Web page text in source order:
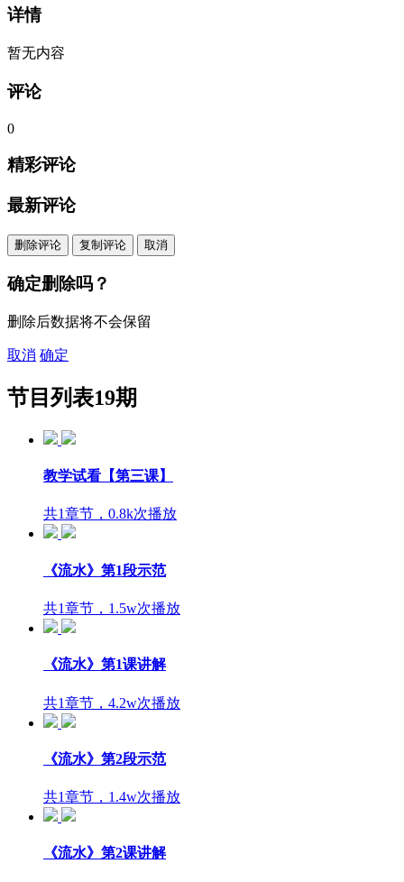
详情
暂无内容
评论
0
精彩评论
最新评论
删除评论 复制评论 取消
确定删除吗？
删除后数据将不会保留
取消 确定
节目列表19期
教学试看【第三课】
共1章节，0.8k次播放
《流水》第1段示范
共1章节，1.5w次播放
《流水》第1课讲解
共1章节，4.2w次播放
《流水》第2段示范
共1章节，1.4w次播放
《流水》第2课讲解